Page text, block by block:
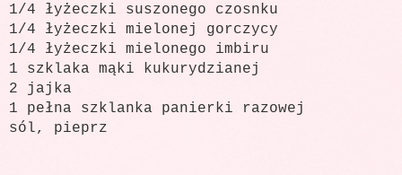
1/4 łyżeczki suszonego czosnku
1/4 łyżeczki mielonej gorczycy
1/4 łyżeczki mielonego imbiru
1 szklaka mąki kukurydzianej
2 jajka
1 pełna szklanka panierki razowej
sól, pieprz